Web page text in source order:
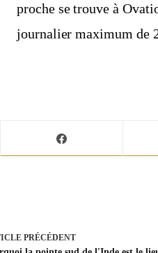
proche se trouve à
journalier maximum de
PRÉCÉDENT